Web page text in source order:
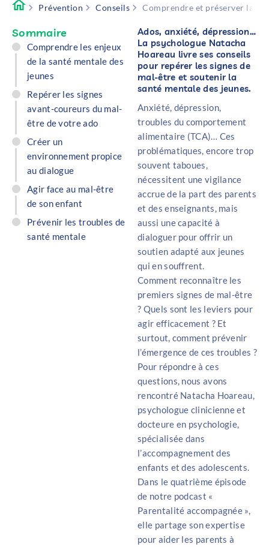
Prévention Conseils Comprendre et préserver la
Sommaire
Comprendre les enjeux
de la santé mentale des
jeunes
Repérer les signes
avant-coureurs du mal-
être de votre ado
Créer un
environnement propice
au dialogue
Agir face au mal-être
de son enfant
Prévenir les troubles de
santé mentale
Ados, anxiété, dépression…
La psychologue Natacha
Hoareau livre ses conseils
pour repérer les signes de
mal-être et soutenir la
santé mentale des jeunes.
Anxiété, dépression,
troubles du comportement
alimentaire (TCA)… Ces
problématiques, encore trop
souvent taboues,
nécessitent une vigilance
accrue de la part des parents
et des enseignants, mais
aussi une capacité à
dialoguer pour offrir un
soutien adapté aux jeunes
qui en souffrent.
Comment reconnaître les
premiers signes de mal-être
? Quels sont les leviers pour
agir efficacement ? Et
surtout, comment prévenir
l’émergence de ces troubles ?
Pour répondre à ces
questions, nous avons
rencontré Natacha Hoareau,
psychologue clinicienne et
docteure en psychologie,
spécialisée dans
l’accompagnement des
enfants et des adolescents.
Dans le quatrième épisode
de notre podcast «
Parentalité accompagnée »,
elle partage son expertise
pour aider les parents à